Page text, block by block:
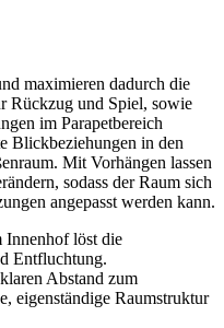
maximieren dadurch die
Rückzug und Spiel, sowie
im Parapetbereich
Blickbeziehungen in den
Mit Vorhängen lassen
sodass der Raum sich
angepasst werden kann.
Innenhof löst die
Entfluchtung.
Abstand zum
eigenständige Raumstruktur